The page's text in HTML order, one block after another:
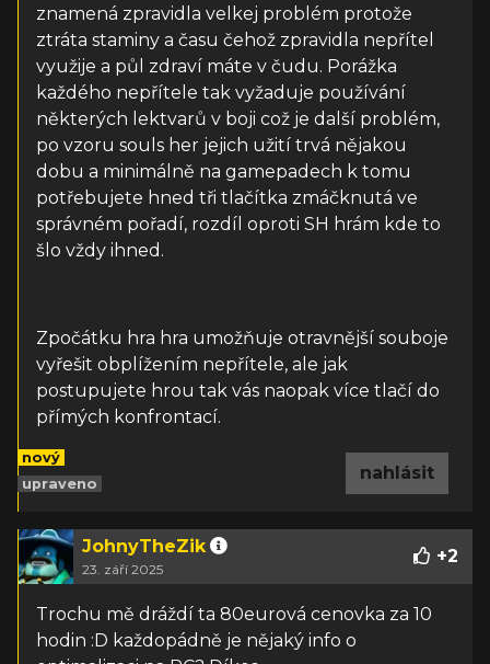
znamená zpravidla velkej problém protože
ztráta staminy a času čehož zpravidla nepřítel
využije a půl zdraví máte v čudu. Porážka
každého nepřítele tak vyžaduje používání
některých lektvarů v boji což je další problém,
po vzoru souls her jejich užití trvá nějakou
dobu a minimálně na gamepadech k tomu
potřebujete hned tři tlačítka zmáčknutá ve
správném pořadí, rozdíl oproti SH hrám kde to
šlo vždy ihned.
Zpočátku hra hra umožňuje otravnější souboje
vyřešit obplížením nepřítele, ale jak
postupujete hrou tak vás naopak více tlačí do
přímých konfrontací.
nový
upraveno
nahlásit
JohnyTheZik
23. září 2025
+2
Trochu mě dráždí ta 80eurová cenovka za 10
hodin :D každopádně je nějaký info o